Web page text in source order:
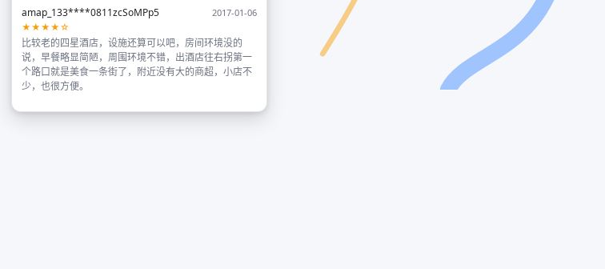
amap_133****0811zcSoMPp5
2017-01-06
★★★★☆
比较老的四星酒店，设施还算可以吧，房间环境没的
说，早餐略显简陋，周围环境不错，出酒店往右拐第一
个路口就是美食一条街了，附近没有大的商超，小店不
少，也很方便。